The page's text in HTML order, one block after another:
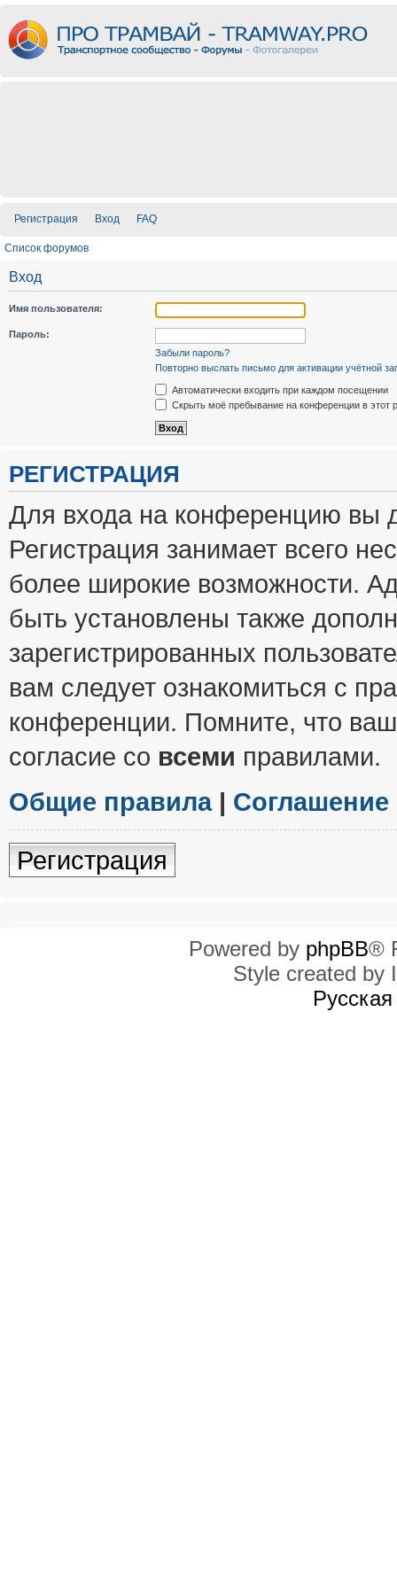
Регистрация Вход FAQ
Список форумов
Вход
Имя пользователя:
Пароль:
Забыли пароль?
Повторно выслать письмо для активации учётной
Автоматически входить при каждом посещении
Скрыть моё пребывание на конференции в этот
РЕГИСТРАЦИЯ
Для входа на конференцию вы
Регистрация занимает всего
более широкие возможности.
быть установлены также
зарегистрированных
вам следует ознакомиться с
конференции. Помните, что
согласие со всеми правилами.
Общие правила|
Регистрация
Powered by phpBB®
Style created by